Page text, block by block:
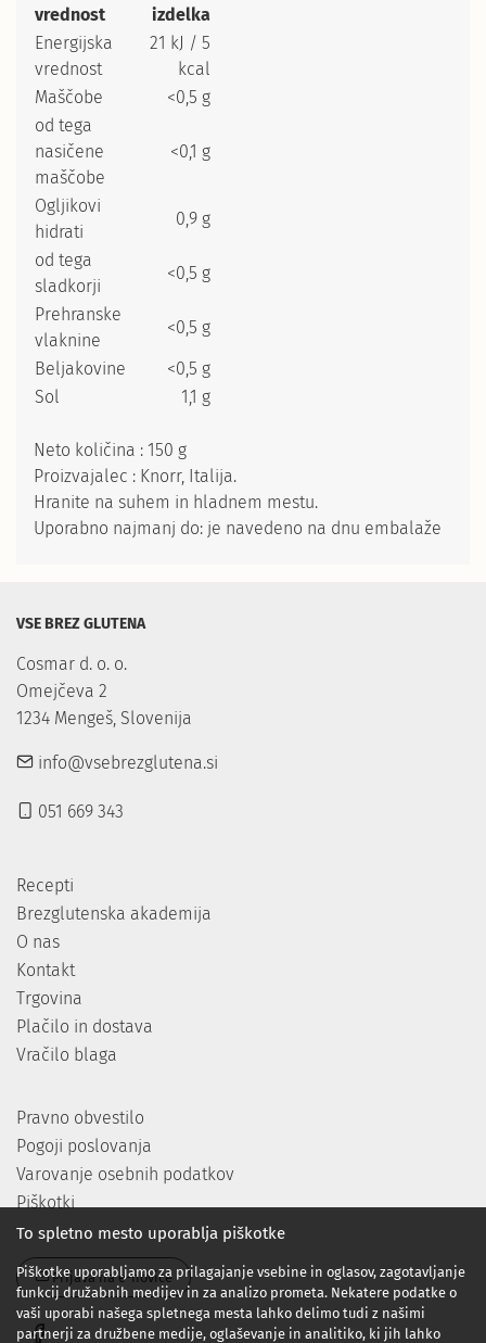
vrednost
izdelka
Energijska
vrednost
21 kJ / 5
kcal
Maščobe
<0,5 g
od tega
nasičene
maščobe
<0,1 g
Ogljikovi
hidrati
0,9 g
od tega
sladkorji
<0,5 g
Prehranske
vlaknine
<0,5 g
Beljakovine
<0,5 g
Sol
1,1 g
Neto količina : 150 g
Proizvajalec : Knorr, Italija.
Hranite na suhem in hladnem mestu.
Uporabno najmanj do: je navedeno na dnu embalaže
VSE BREZ GLUTENA
Cosmar d. o. o.
Omejčeva 2
1234 Mengeš, Slovenija
info@vsebrezglutena.si
051 669 343
Recepti
Brezglutenska akademija
O nas
Kontakt
Trgovina
Plačilo in dostava
Vračilo blaga
Pravno obvestilo
Pogoji poslovanja
Varovanje osebnih podatkov
Piškotki
Prijava na e-novice
To spletno mesto uporablja piškotke
Piškotke uporabljamo za prilagajanje vsebine in oglasov, zagotavljanje
funkcij družabnih medijev in za analizo prometa. Nekatere podatke o
vaši uporabi našega spletnega mesta lahko delimo tudi z našimi
partnerji za družbene medije, oglaševanje in analitiko, ki jih lahko